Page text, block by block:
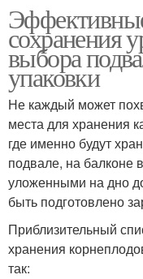
сохранения
выбора
упаковки
Не каждый может
места для хранения
где именно будут
подвале, на балконе
уложенными на дно
быть подготовлено
Приблизительный
хранения
так: